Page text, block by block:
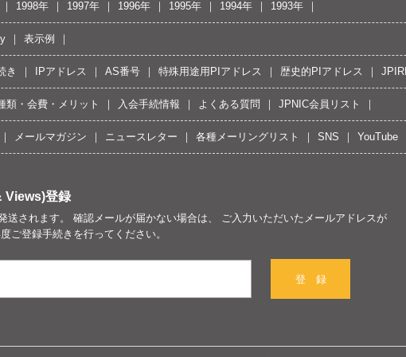
1998年 1997年 1996年 1995年 1994年 1993年
表示例
き IPアドレス AS番号 特殊用途用PIアドレス 歴史的PIアドレス
類・会費・メリット 入会手続情報 よくある質問 JPNIC会員リスト
メールマガジン ニュースレター 各種メーリングリスト SNS YouTube
Views)登録
送されます。 確認メールが届かない場合は、 ご入力いただいたメールアドレスが
ご登録手続きを行ってください。
登 録